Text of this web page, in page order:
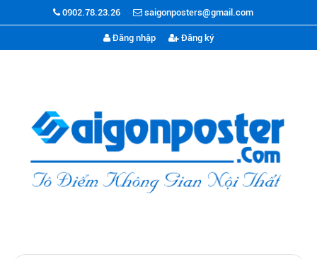
0902.78.23.26 saigonposters@gmail.com
Đăng nhập Đăng ký